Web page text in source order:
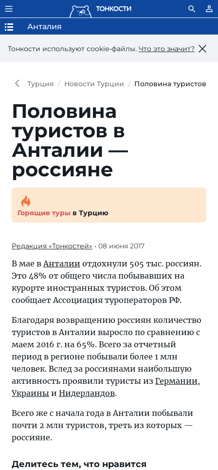
Тонкости используют сookie-файлы. Что это значит?
Анталия
Турция Новости Турции Половина туристов в
Половина
туристов в
Анталии —
россияне
Горящие туры в Турцию
Редакция «Тонкостей» • 08 июня 2017
В мае вАнталии отдохнули 505 тыс. россиян.
Это 48% от общего числа побывавших на
курорте иностранных туристов. Об этом
сообщает Ассоциация туроператоров РФ.
Благодаря возвращению россиян количество
туристов в Анталии выросло по сравнению с
маем 2016 г. на 65%. Всего за отчетный
период в регионе побывали более 1 млн
человек. Вслед за россиянами наибольшую
активность проявили туристы из Германии,
Украины и Нидерландов.
Всего же с начала года в Анталии побывали
почти 2 млн туристов, треть из которых —
россияне.
Делитесь тем, что нравится